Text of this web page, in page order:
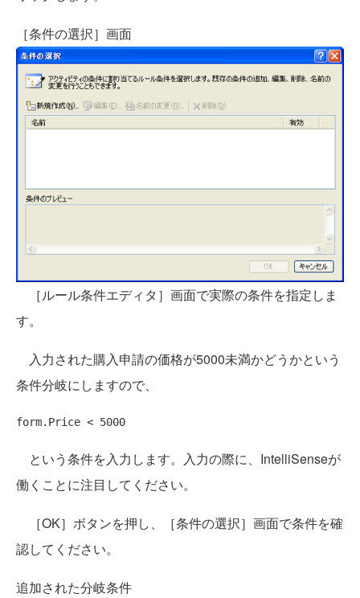
［条件の選択］画面
［ルール条件エディタ］画面で実際の条件を指定しま
す。
入力された購入申請の価格が5000未満かどうかという
条件分岐にしますので、
という条件を入力します。入力の際に、IntelliSenseが
働くことに注目してください。
［OK］ボタンを押し、［条件の選択］画面で条件を確
認してください。
追加された分岐条件